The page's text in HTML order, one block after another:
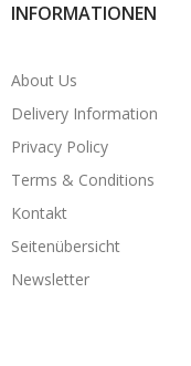
INFORMATIONEN
About Us
Delivery Information
Privacy Policy
Terms & Conditions
Kontakt
Seitenübersicht
Newsletter